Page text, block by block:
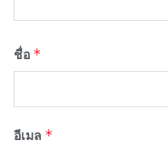
ชื่อ *
อีเมล *